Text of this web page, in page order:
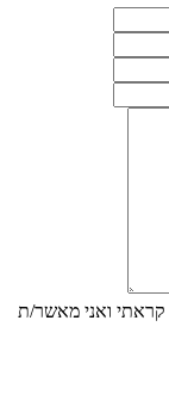
קראתי ואני מאשר/ת